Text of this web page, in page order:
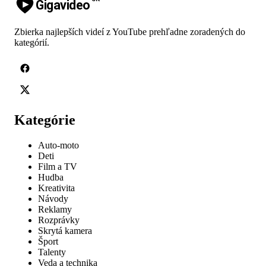
Gigavideo
Zbierka najlepších videí z YouTube prehľadne zoradených do
kategórií.
Kategórie
Auto-moto
Deti
Film a TV
Hudba
Kreativita
Návody
Reklamy
Rozprávky
Skrytá kamera
Šport
Talenty
Veda a technika